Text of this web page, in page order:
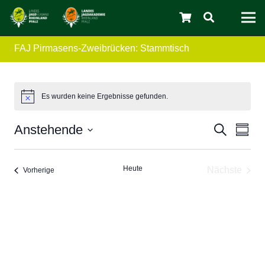
FAJ Pirmasens-Zweibrücken: Stammtisch
Es wurden keine Ergebnisse gefunden.
Suche
Suche
Anstehende
Datum
Vorherige Heute